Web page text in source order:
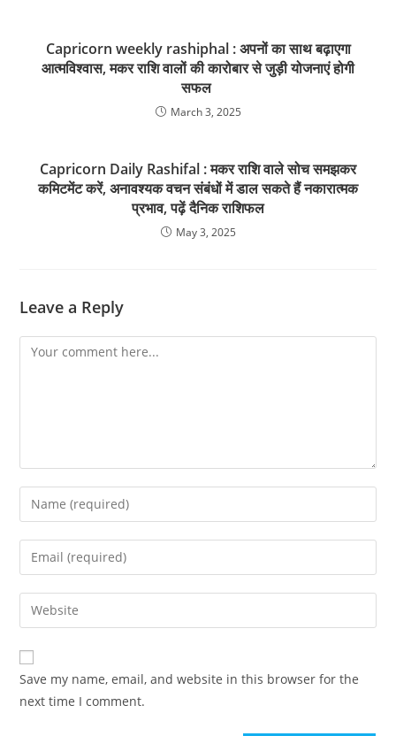
Capricorn weekly rashiphal : अपनों का साथ बढ़ाएगा
आत्मविश्वास, मकर राशि वालों की कारोबार से जुड़ी योजनाएं होगी
सफल
March 3, 2025
Capricorn Daily Rashifal : मकर राशि वाले सोच समझकर
कमिटमेंट करें, अनावश्यक वचन संबंधों में डाल सकते हैं नकारात्मक
प्रभाव, पढ़ें दैनिक राशिफल
May 3, 2025
Leave a Reply
Save my name, email, and website in this browser for the
next time I comment.